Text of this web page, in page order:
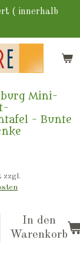
( innerhalb
Mini-
- Bunte
zzgl.
In den
Warenkorb